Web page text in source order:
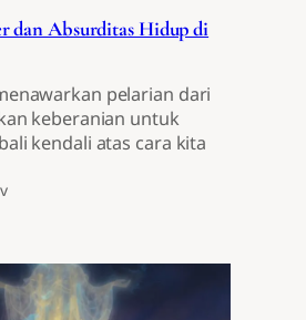
dan Absurditas Hidup di
pelarian dari
keberanian untuk
kendali atas cara kita